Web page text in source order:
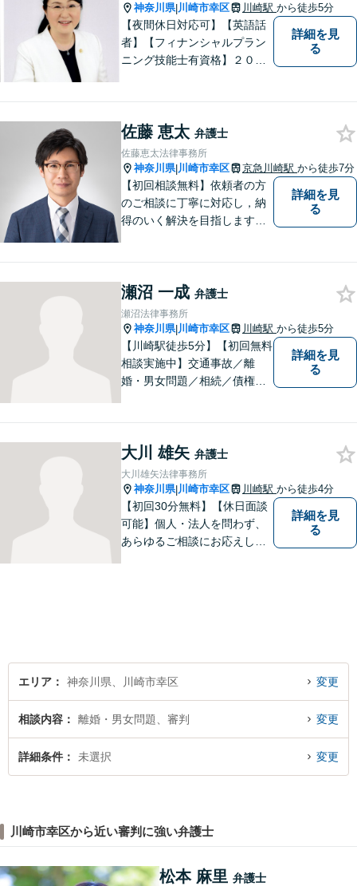
神奈川県|川崎市幸区 川崎駅 から徒歩5分
【夜間休日対応可】【英語話
者】【フィナンシャルプラン
ニング技能士有資格】２０年
ております。
詳細を見
る
佐藤 恵太 弁護士
佐藤恵太法律事務所
神奈川県|川崎市幸区 京急川崎駅 から徒歩7分
【初回相談無料】依頼者の方
のご相談に丁寧に対応し，納
得のいく解決を目指します。
詳細を見
る
瀬沼 一成 弁護士
瀬沼法律事務所
神奈川県|川崎市幸区 川崎駅 から徒歩5分
【川崎駅徒歩5分】【初回無料
相談実施中】交通事故／離
婚・男女問題／相続／債権回
をしている方を救うため、全
力で取り組みます。
詳細を見
る
大川 雄矢 弁護士
大川雄矢法律事務所
神奈川県|川崎市幸区 川崎駅 から徒歩4分
【初回30分無料】【休日面談
可能】個人・法人を問わず、
あらゆるご相談にお応えしま
詳細を見
る
エリア 神奈川県、川崎市幸区 変更
相談内容 離婚・男女問題、審判 変更
詳細条件 未選択 変更
川崎市幸区から近い審判に強い弁護士
松本 麻里 弁護士